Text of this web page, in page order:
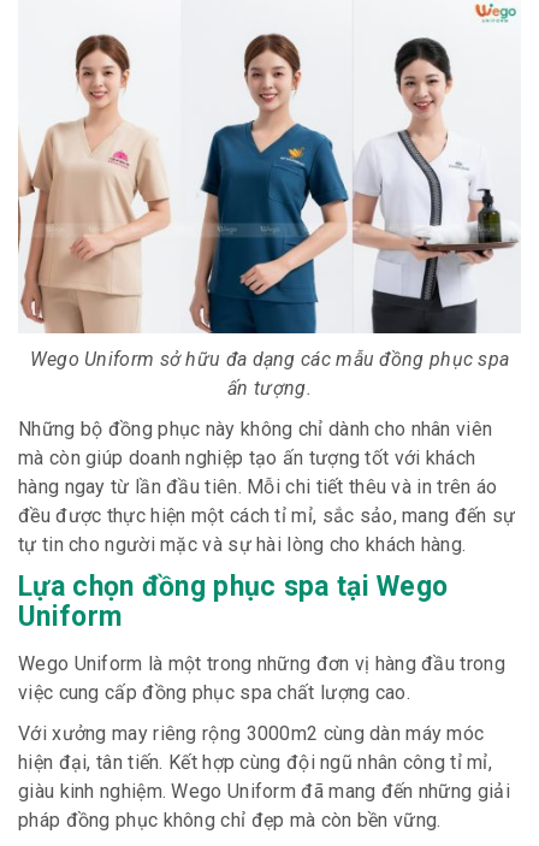
Wego Uniform sở hữu đa dạng các mẫu đồng phục spa
ấn tượng.
Những bộ đồng phục này không chỉ dành cho nhân viên
mà còn giúp doanh nghiệp tạo ấn tượng tốt với khách
hàng ngay từ lần đầu tiên. Mỗi chi tiết thêu và in trên áo
đều được thực hiện một cách tỉ mỉ, sắc sảo, mang đến sự
tự tin cho người mặc và sự hài lòng cho khách hàng.
Lựa chọn đồng phục spa tại Wego
Uniform
Wego Uniform là một trong những đơn vị hàng đầu trong
việc cung cấp đồng phục spa chất lượng cao.
Với xưởng may riêng rộng 3000m2 cùng dàn máy móc
hiện đại, tân tiến. Kết hợp cùng đội ngũ nhân công tỉ mỉ,
giàu kinh nghiệm. Wego Uniform đã mang đến những giải
pháp đồng phục không chỉ đẹp mà còn bền vững.